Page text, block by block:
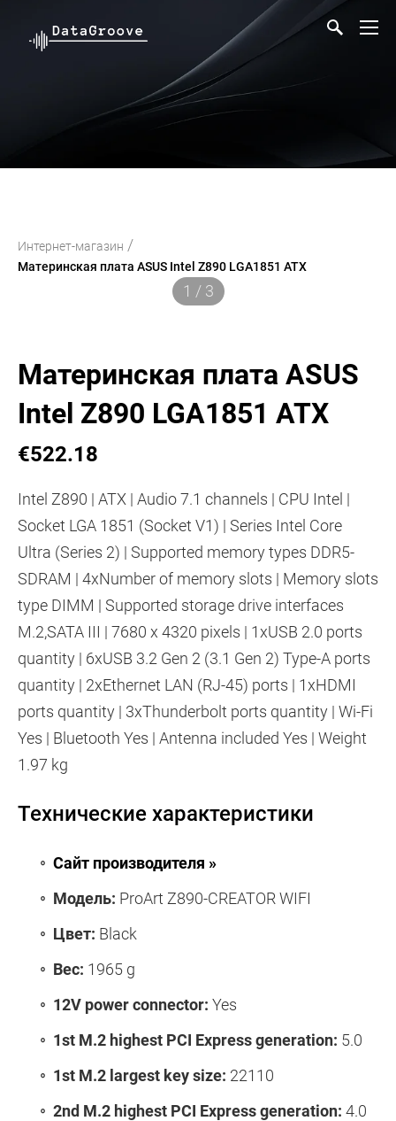
Интернет-магазин /
Материнская плата ASUS Intel Z890 LGA1851 ATX
1 / 3
Материнская плата ASUS
Intel Z890 LGA1851 ATX
€522.18
Intel Z890 | ATX | Audio 7.1 channels | CPU Intel |
Socket LGA 1851 (Socket V1) | Series Intel Core
Ultra (Series 2) | Supported memory types DDR5-
SDRAM | 4xNumber of memory slots | Memory slots
type DIMM | Supported storage drive interfaces
M.2,SATA III | 7680 x 4320 pixels | 1xUSB 2.0 ports
quantity | 6xUSB 3.2 Gen 2 (3.1 Gen 2) Type-A ports
quantity | 2xEthernet LAN (RJ-45) ports | 1xHDMI
ports quantity | 3xThunderbolt ports quantity | Wi-Fi
Yes | Bluetooth Yes | Antenna included Yes | Weight
1.97 kg
Технические характеристики
Сайт производителя »
Модель: ProArt Z890-CREATOR WIFI
Цвет: Black
Вес: 1965 g
12V power connector: Yes
1st M.2 highest PCI Express generation: 5.0
1st M.2 largest key size: 22110
2nd M.2 highest PCI Express generation: 4.0